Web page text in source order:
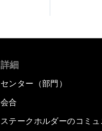
詳細
センター（部門）
会合
ステークホルダーのコミュ